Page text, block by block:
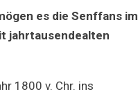
es die Senffans im
jahrtausendealten
1800 v. Chr. ins